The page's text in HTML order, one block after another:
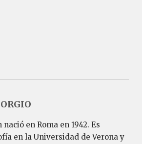
en Roma en 1942. Es
en la Universidad de Verona y